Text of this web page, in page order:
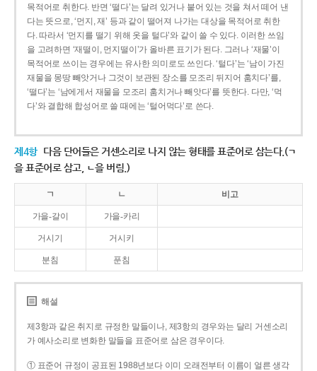
목적어로 취한다. 반면 ‘떨다’는 달려 있거나 붙어 있는 것을 쳐서 떼어 낸
다는 뜻으로, ‘먼지, 재’ 등과 같이 떨어져 나가는 대상을 목적어로 취한
다. 따라서 ‘먼지를 떨기 위해 옷을 털다’와 같이 쓸 수 있다. 이러한 쓰임
을 고려하면 ‘재떨이, 먼지떨이’가 올바른 표기가 된다. 그러나 ‘재물’이
목적어로 쓰이는 경우에는 유사한 의미로도 쓰인다. ‘털다’는 ‘남이 가진
재물을 몽땅 빼앗거나 그것이 보관된 장소를 모조리 뒤지어 훔치다’를,
‘떨다’는 ‘남에게서 재물을 모조리 훔치거나 빼앗다’를 뜻한다. 다만, ‘먹
다’와 결합해 합성어로 쓸 때에는 ‘털어먹다’로 쓴다.
제4항 다음 단어들은 거센소리로 나지 않는 형태를 표준어로 삼는다.(ㄱ
을 표준어로 삼고, ㄴ을 버림.)
ㄱ ㄴ 비고
가을-갈이 가을-카리
거시기 거시키
분침 푼침
해설
제3항과 같은 취지로 규정한 말들이나, 제3항의 경우와는 달리 거센소리
가 예사소리로 변화한 말들을 표준어로 삼은 경우이다.
① 표준어 규정이 공표된 1988년보다 이미 오래전부터 이름이 얼른 생각